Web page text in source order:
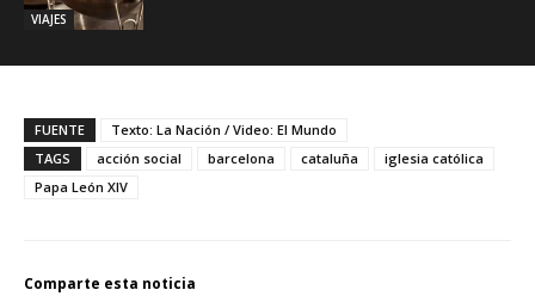
VIAJES
FUENTE
Texto: La Nación / Video: El Mundo
TAGS
acción social barcelona cataluña
iglesia católica
Papa León XIV
Comparte esta noticia